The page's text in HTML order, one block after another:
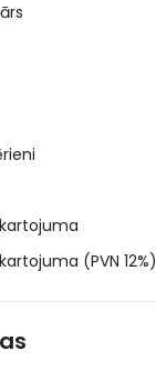
(PVN 12%)